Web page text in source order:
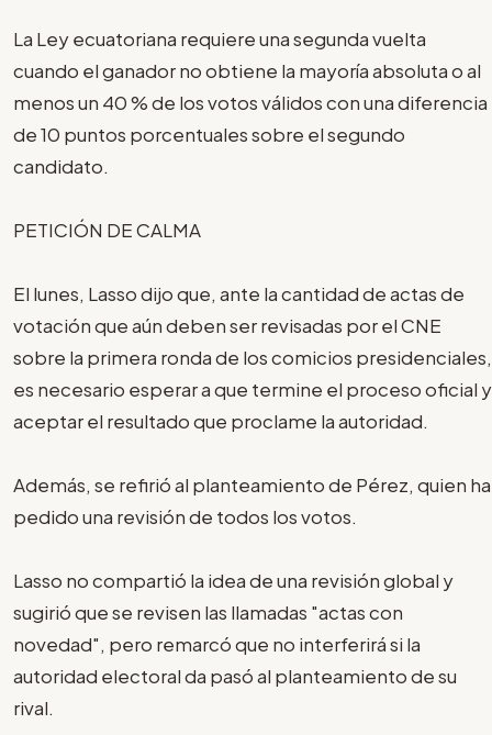
La Ley ecuatoriana requiere una segunda vuelta
cuando el ganador no obtiene la mayoría absoluta o al
menos un 40 % de los votos válidos con una diferencia
de 10 puntos porcentuales sobre el segundo
candidato.
PETICIÓN DE CALMA
El lunes, Lasso dijo que, ante la cantidad de actas de
votación que aún deben ser revisadas por el CNE
sobre la primera ronda de los comicios presidenciales,
es necesario esperar a que termine el proceso oficial y
aceptar el resultado que proclame la autoridad.
Además, se refirió al planteamiento de Pérez, quien ha
pedido una revisión de todos los votos.
Lasso no compartió la idea de una revisión global y
sugirió que se revisen las llamadas "actas con
novedad", pero remarcó que no interferirá si la
autoridad electoral da pasó al planteamiento de su
rival.